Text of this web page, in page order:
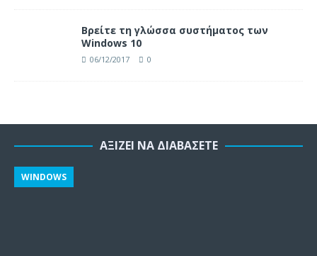
Βρείτε τη γλώσσα συστήματος των
Windows 10
06/12/2017 0
ΑΞΊΖΕΙ ΝΑ ΔΙΑΒΆΣΕΤΕ
WINDOWS